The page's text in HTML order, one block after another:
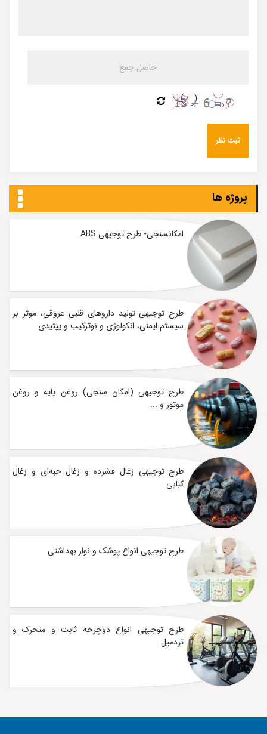
پروژه ها
امکانسنجی- طرح توجیهی ABS
طرح توجیهی تولید داروهای قلبی عروقی، موثر بر
سیستم ایمنی، انکولوژی و نوترکیب و پپتیدی
طرح توجیهی (امکان سنجی) روغن پایه و روغن
موتور و ...
طرح توجیهی زغال فشرده و زغال حبه‌ای و زغال
کبابی
طرح توجیهی انواع پوشک و نوار بهداشتی
طرح توجیهی انواع دوچرخه ثابت و متحرک و
تردمیل